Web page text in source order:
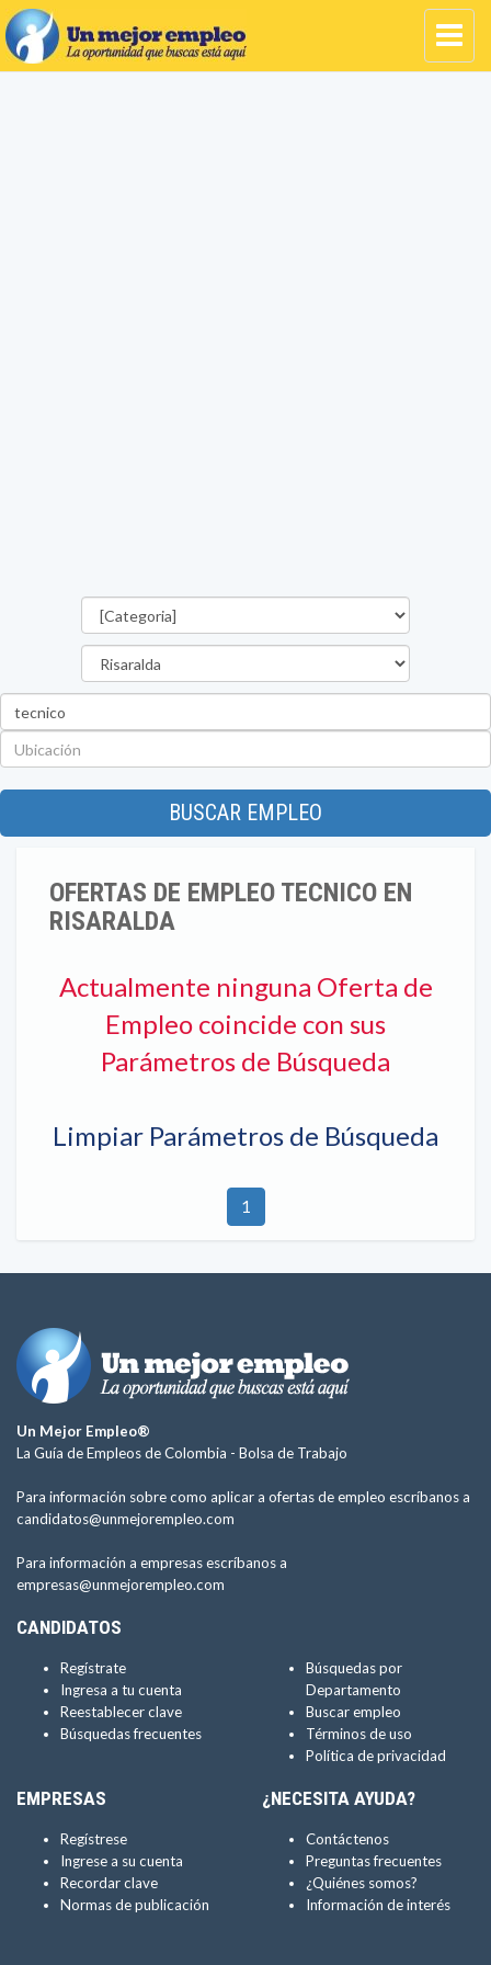
BUSCAR EMPLEO
OFERTAS DE EMPLEO TECNICO EN
RISARALDA
Actualmente ninguna Oferta de
Empleo coincide con sus
Parámetros de Búsqueda
Limpiar Parámetros de Búsqueda
1
Un Mejor Empleo®
La Guía de Empleos de Colombia - Bolsa de Trabajo
Para información sobre como aplicar a ofertas de empleo escríbanos a
candidatos@unmejorempleo.com
Para información a empresas escríbanos a
empresas@unmejorempleo.com
CANDIDATOS
Regístrate
Ingresa a tu cuenta
Reestablecer clave
Búsquedas frecuentes
Búsquedas por
Departamento
Buscar empleo
Términos de uso
Política de privacidad
EMPRESAS
Regístrese
Ingrese a su cuenta
Recordar clave
Normas de publicación
¿NECESITA AYUDA?
Contáctenos
Preguntas frecuentes
¿Quiénes somos?
Información de interés